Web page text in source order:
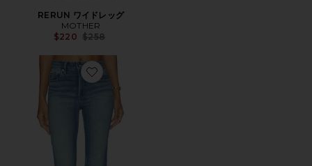
RERUN ワイドレッグ
MOTHER
$220 Previous price:
$258
Favorite SOFT TECH ブーツカット